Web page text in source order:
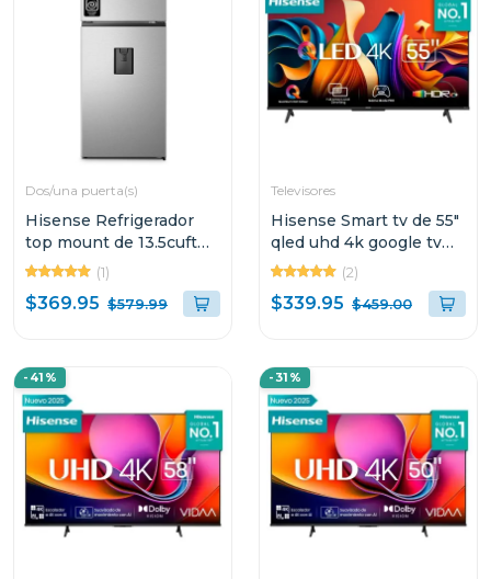
Dos/una puerta(s)
Hisense Refrigerador
top mount de 13.5cuft
inverter rt14n6cdx
(1)
$369.95 $579.99
Televisores
Hisense Smart tv de 55"
qled uhd 4k google tv
q6n
(2)
$339.95 $459.00
-41% -31%